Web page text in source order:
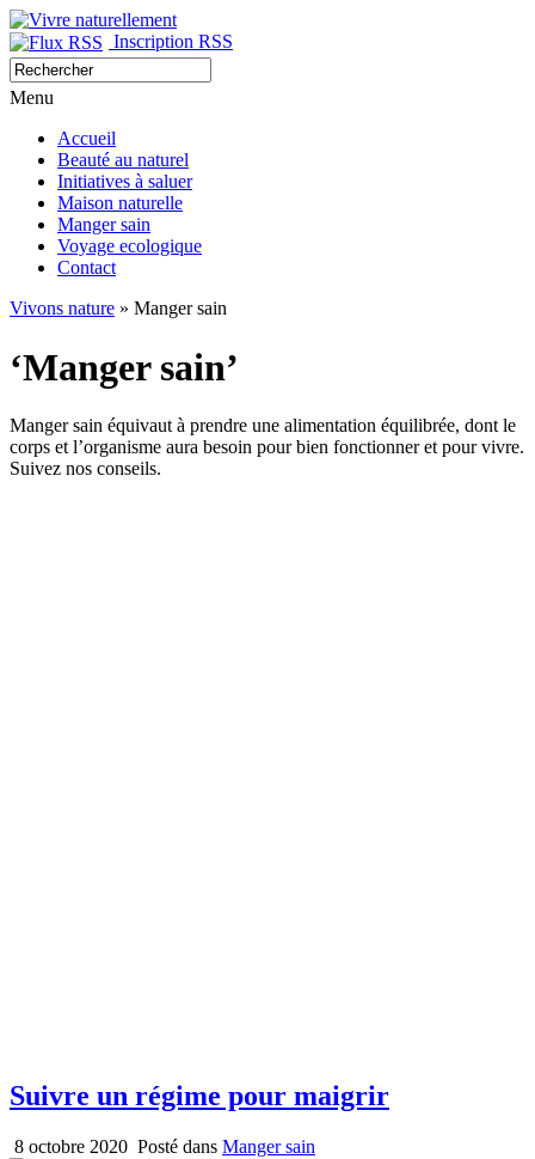
Inscription RSS
Menu
Accueil
Beauté au naturel
Initiatives à saluer
Maison naturelle
Manger sain
Voyage ecologique
Contact
Vivons nature » Manger sain
‘Manger sain’
Manger sain équivaut à prendre une alimentation équilibrée, dont le
corps et l’organisme aura besoin pour bien fonctionner et pour vivre.
Suivez nos conseils.
Suivre un régime pour maigrir
8 octobre 2020 Posté dans Manger sain